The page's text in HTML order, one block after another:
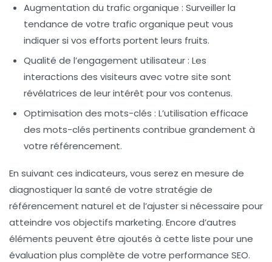
Augmentation du trafic organique : Surveiller la
tendance de votre trafic organique peut vous
indiquer si vos efforts portent leurs fruits.
Qualité de l’engagement utilisateur: Les
interactions des visiteurs avec votre site sont
révélatrices de leur intérêt pour vos contenus.
Optimisation des mots-clés : L’utilisation efficace
des mots-clés pertinents contribue grandement à
votre référencement.
En suivant ces indicateurs, vous serez en mesure de
diagnostiquer la santé de votre stratégie de
référencement naturel et de l’ajuster si nécessaire pour
atteindre vos objectifs marketing. Encore d’autres
éléments peuvent être ajoutés à cette liste pour une
évaluation plus complète de votre performance SEO.